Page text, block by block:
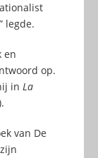
legde.
en
op.
in La
van De